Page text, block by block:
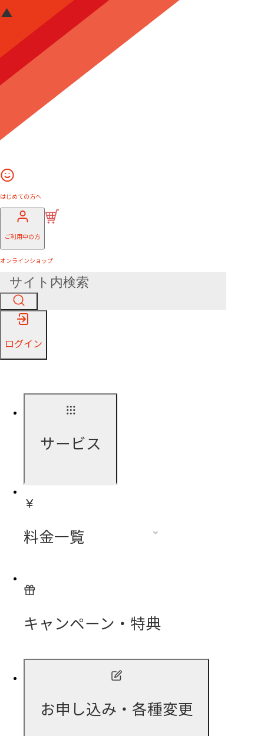
はじめての方へ
ご利用中の方
オンラインショップ
ログイン
サービス
料金一覧
キャンペーン・特典
お申し込み・各種変更